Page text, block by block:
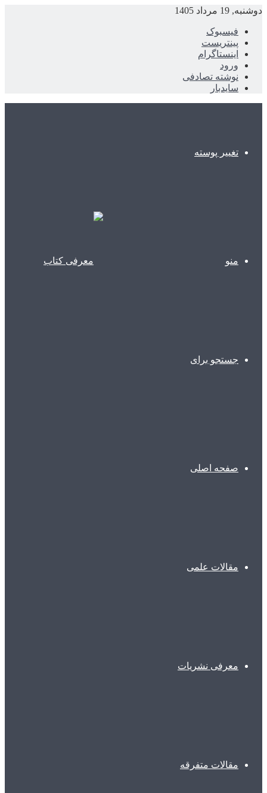
دوشنبه, 19 مرداد 1405
فیسبوک
پینتریست
اینستاگرام
ورود
نوشته تصادفی
سایدبار
تغییر پوسته
منو
جستجو برای
صفحه اصلی
مقالات علمی
معرفی نشریات
مقالات متفرقه